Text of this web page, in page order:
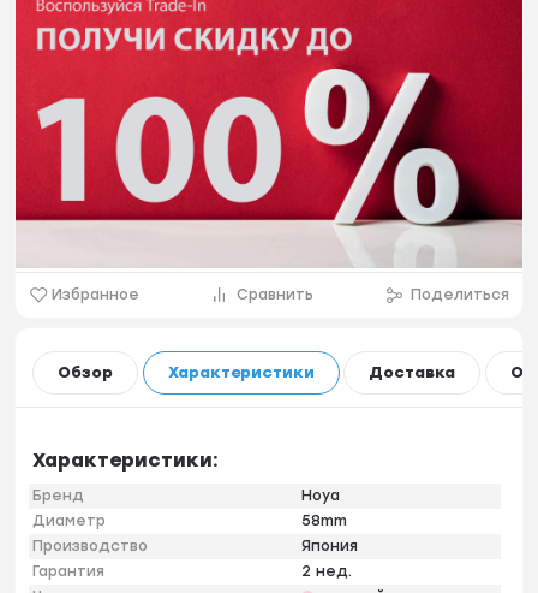
Избранное Сравнить Поделиться
Обзор Характеристики Доставка
Характеристики:
Бренд
Hoya
Диаметр
58mm
Производство
Япония
Гарантия
2 нед.